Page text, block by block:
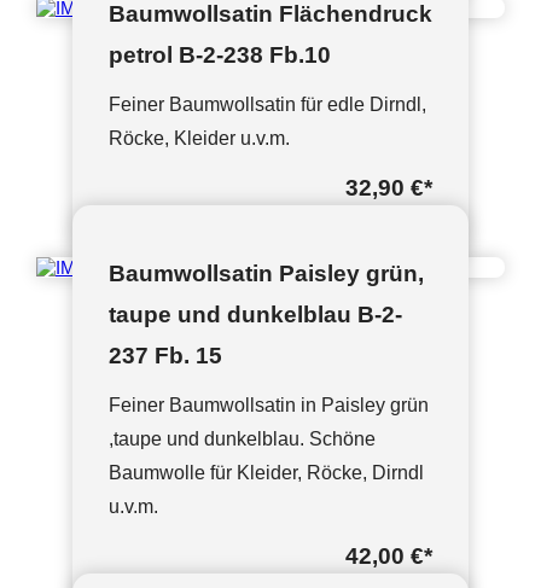
Baumwollsatin Flächendruck
petrol B-2-238 Fb.10
Feiner Baumwollsatin für edle Dirndl,
Röcke, Kleider u.v.m.
32,90 €*
Baumwollsatin Paisley grün,
taupe und dunkelblau B-2-
237 Fb. 15
Feiner Baumwollsatin in Paisley grün
,taupe und dunkelblau. Schöne
Baumwolle für Kleider, Röcke, Dirndl
u.v.m.
42,00 €*